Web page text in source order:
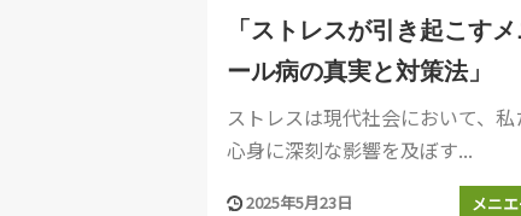
「ストレスが引き起こす
ール病の真実と対策法」
ストレスは現代社会において、私
心身に深刻な影響を及ぼす...
2025年5月23日 メニ